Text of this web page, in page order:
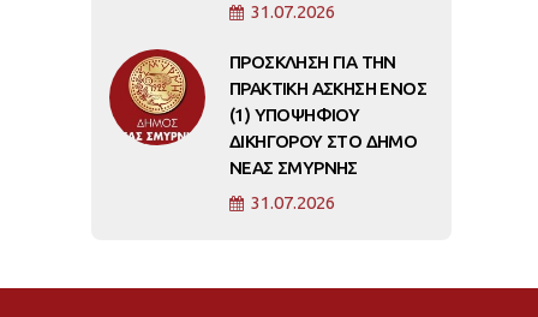
31.07.2026
ΠΡΟΣΚΛΗΣΗ ΓΙΑ ΤΗΝ
ΠΡΑΚΤΙΚΗ ΑΣΚΗΣΗ ΕΝΟΣ
(1) ΥΠΟΨΗΦΙΟΥ
ΔΙΚΗΓΟΡΟΥ ΣΤΟ ΔΗΜΟ
ΝΕΑΣ ΣΜΥΡΝΗΣ
31.07.2026